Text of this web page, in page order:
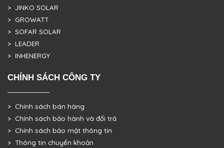
> JINKO SOLAR
> GROWATT
> SOFAR SOLAR
> LEADER
> INHENERGY
CHÍNH SÁCH CÔNG TY
> Chính sách bán hàng
> Chính sách bảo hành và đổi trả
> Chính sách bảo mật thông tin
> Thông tin chuyển khoản